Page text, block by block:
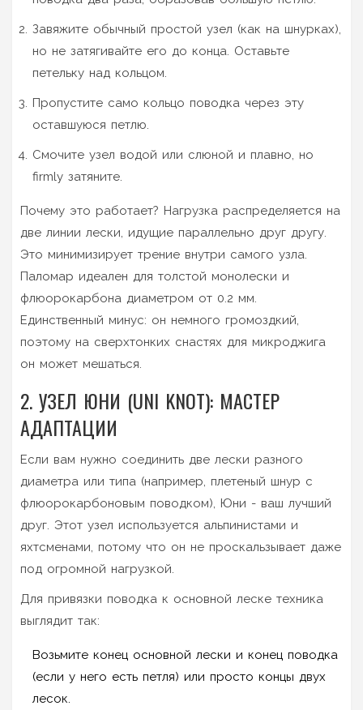
Завяжите обычный простой узел (как на шнурках),
но не затягивайте его до конца. Оставьте
петельку над кольцом.
Пропустите само кольцо поводка через эту
оставшуюся петлю.
Смочите узел водой или слюной и плавно, но
firmly затяните.
Почему это работает? Нагрузка распределяется на
две линии лески, идущие параллельно друг другу.
Это минимизирует трение внутри самого узла.
Паломар идеален для толстой монолески и
флюорокарбона диаметром от 0.2 мм.
Единственный минус: он немного громоздкий,
поэтому на сверхтонких снастях для микроджига
он может мешаться.
2. УЗЕЛ ЮНИ (UNI KNOT): МАСТЕР
АДАПТАЦИИ
Если вам нужно соединить две лески разного
диаметра или типа (например, плетеный шнур с
флюорокарбоновым поводком), Юни - ваш лучший
друг. Этот узел используется альпинистами и
яхтсменами, потому что он не проскальзывает даже
под огромной нагрузкой.
Для привязки поводка к основной леске техника
выглядит так:
Возьмите конец основной лески и конец поводка
(если у него есть петля) или просто концы двух
лесок.